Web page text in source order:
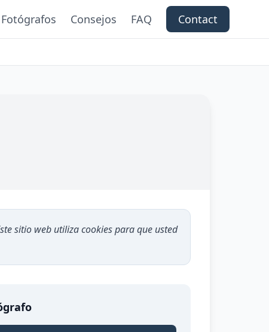
Fotógrafos Consejos FAQ Contact
sitio web utiliza cookies para que usted